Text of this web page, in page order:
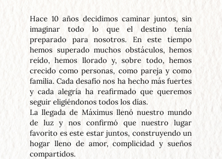
Hace 10 años decidimos caminar juntos, sin
imaginar todo lo que el destino tenía
preparado para nosotros. En este tiempo
hemos superado muchos obstáculos, hemos
reído, hemos llorado y, sobre todo, hemos
crecido como personas, como pareja y como
familia. Cada desafío nos ha hecho más fuertes
y cada alegría ha reafirmado que queremos
seguir eligiéndonos todos los días.
La llegada de Máximus llenó nuestro mundo
de luz y nos confirmó que nuestro lugar
favorito es este estar juntos, construyendo un
hogar lleno de amor, complicidad y sueños
compartidos.